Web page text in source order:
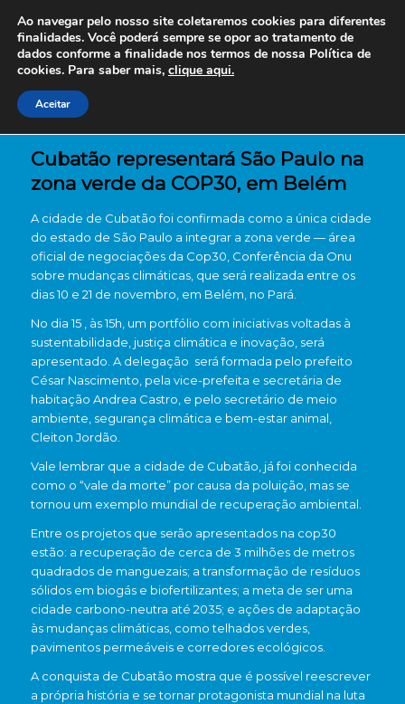
Cubatão representará São Paulo na
zona verde da COP30, em Belém
A cidade de Cubatão foi confirmada como a única cidade
do estado de São Paulo a integrar a zona verde — área
oficial de negociações da Cop30, Conferência da Onu
sobre mudanças climáticas, que será realizada entre os
dias 10 e 21 de novembro, em Belém, no Pará.
No dia 15 , às 15h, um portfólio com iniciativas voltadas à
sustentabilidade, justiça climática e inovação, será
apresentado. A delegação será formada pelo prefeito
César Nascimento, pela vice-prefeita e secretária de
habitação Andrea Castro, e pelo secretário de meio
ambiente, segurança climática e bem-estar animal,
Cleiton Jordão.
Vale lembrar que a cidade de Cubatão, já foi conhecida
como o “vale da morte” por causa da poluição, mas se
tornou um exemplo mundial de recuperação ambiental.
Entre os projetos que serão apresentados na cop30
estão: a recuperação de cerca de 3 milhões de metros
quadrados de manguezais; a transformação de resíduos
sólidos em biogás e biofertilizantes; a meta de ser uma
cidade carbono-neutra até 2035; e ações de adaptação
às mudanças climáticas, como telhados verdes,
pavimentos permeáveis e corredores ecológicos.
A conquista de Cubatão mostra que é possível reescrever
a própria história e se tornar protagonista mundial na luta
Ao navegar pelo nosso site coletaremos cookies para diferentes
finalidades. Você poderá sempre se opor ao tratamento de
dados conforme a finalidade nos termos de nossa Política de
cookies. Para saber mais, clique aqui.
Aceitar